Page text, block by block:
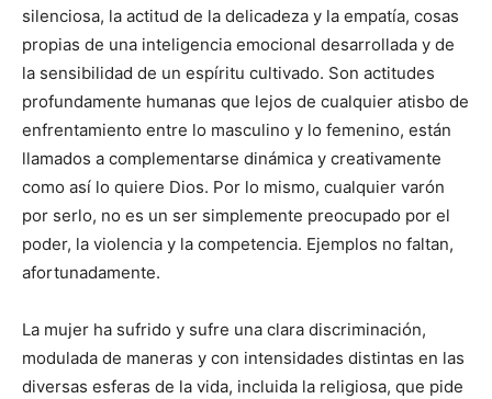
silenciosa, la actitud de la delicadeza y la empatía, cosas
propias de una inteligencia emocional desarrollada y de
la sensibilidad de un espíritu cultivado. Son actitudes
profundamente humanas que lejos de cualquier atisbo de
enfrentamiento entre lo masculino y lo femenino, están
llamados a complementarse dinámica y creativamente
como así lo quiere Dios. Por lo mismo, cualquier varón
por serlo, no es un ser simplemente preocupado por el
poder, la violencia y la competencia. Ejemplos no faltan,
afortunadamente.
La mujer ha sufrido y sufre una clara discriminación,
modulada de maneras y con intensidades distintas en las
diversas esferas de la vida, incluida la religiosa, que pide